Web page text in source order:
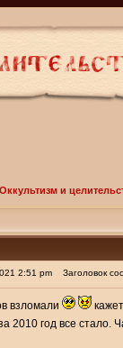
и
2:51 pm Заголовок
взломали
2010 год все стало.